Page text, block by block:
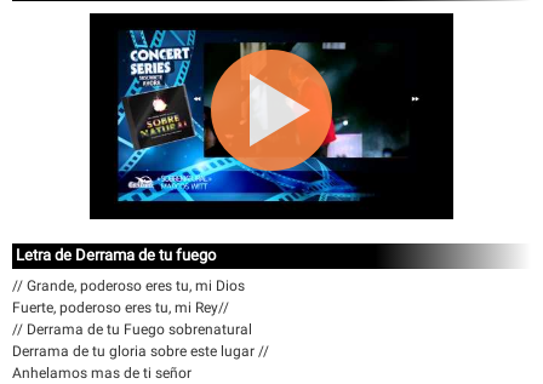
Letra de Derrama de tu fuego
// Grande, poderoso eres tu, mi Dios
Fuerte, poderoso eres tu, mi Rey//
// Derrama de tu Fuego sobrenatural
Derrama de tu gloria sobre este lugar //
Anhelamos mas de ti señor